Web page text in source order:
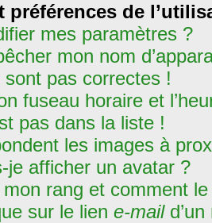
préférences de
mes paramètres ?
mon nom
pas correctes !
fuseau horaire et
pas dans la liste !
les images à
je afficher un avatar ?
mon rang et comment
sur le lien e-maild’un